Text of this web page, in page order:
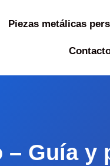
Piezas metálicas
Guía y